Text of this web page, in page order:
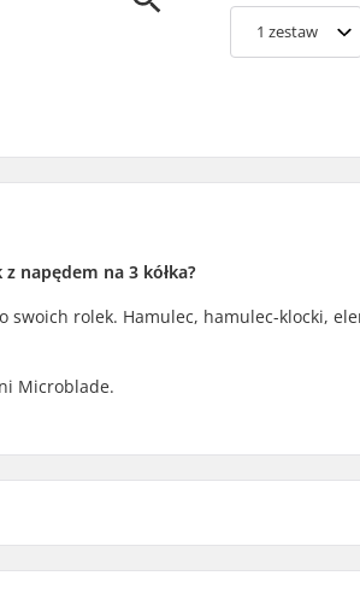
1 zestaw
napędem na 3 kółka?
swoich rolek. Hamulec, hamulec-klocki,
Microblade.
Brake mounting bolt: